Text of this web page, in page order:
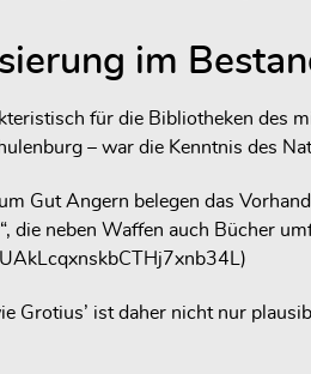
im
für die Bibliotheken des
– war die Kenntnis des
Gut Angern belegen das
die neben Waffen auch Bücher
Grotius’ ist daher nicht nur